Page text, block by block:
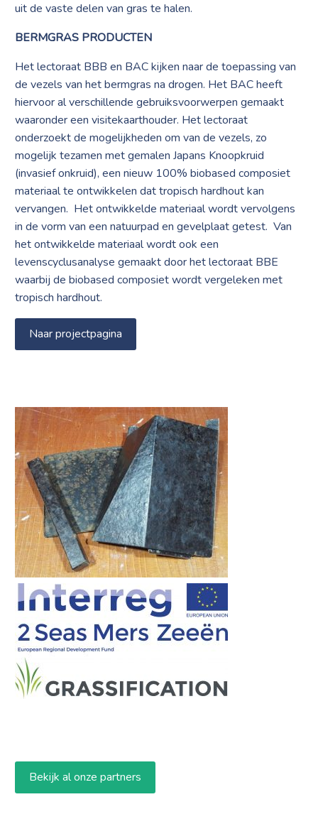
uit de vaste delen van gras te halen.
BERMGRAS PRODUCTEN
Het lectoraat BBB en BAC kijken naar de toepassing van
de vezels van het bermgras na drogen. Het BAC heeft
hiervoor al verschillende gebruiksvoorwerpen gemaakt
waaronder een visitekaarthouder. Het lectoraat
onderzoekt de mogelijkheden om van de vezels, zo
mogelijk tezamen met gemalen Japans Knoopkruid
(invasief onkruid), een nieuw 100% biobased composiet
materiaal te ontwikkelen dat tropisch hardhout kan
vervangen. Het ontwikkelde materiaal wordt vervolgens
in de vorm van een natuurpad en gevelplaat getest. Van
het ontwikkelde materiaal wordt ook een
levenscyclusanalyse gemaakt door het lectoraat BBE
waarbij de biobased composiet wordt vergeleken met
tropisch hardhout.
Naar projectpagina
Bekijk al onze partners